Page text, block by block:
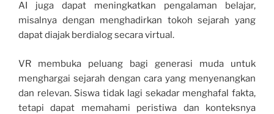
AI juga dapat meningkatkan pengalaman belajar,
misalnya dengan menghadirkan tokoh sejarah yang
dapat diajak berdialog secara virtual.
VR membuka peluang bagi generasi muda untuk
menghargai sejarah dengan cara yang menyenangkan
dan relevan. Siswa tidak lagi sekadar menghafal fakta,
tetapi dapat memahami peristiwa dan konteksnya